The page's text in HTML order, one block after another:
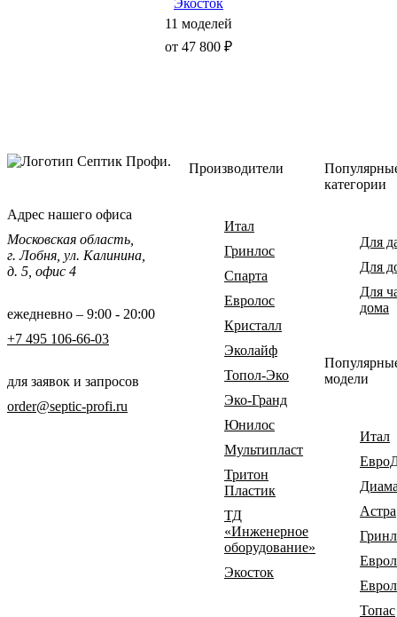
11 моделей
от 47 800 ₽
Адрес нашего офиса
Московская область,
г. Лобня, ул. Калинина,
д. 5, офис 4
ежедневно – 9:00 - 20:00
+7 495 106-66-03
для заявок и запросов
order@septic-profi.ru
Производители
Итал
Гринлос
Спарта
Евролос
Кристалл
Эколайф
Топол-Эко
Эко-Гранд
Юнилос
Мультипласт
Тритон
Пластик
ТД
«Инженерное
оборудование»
Экосток
категории
Для
Для
Для
дома
модели
Итал
Астра
Топас